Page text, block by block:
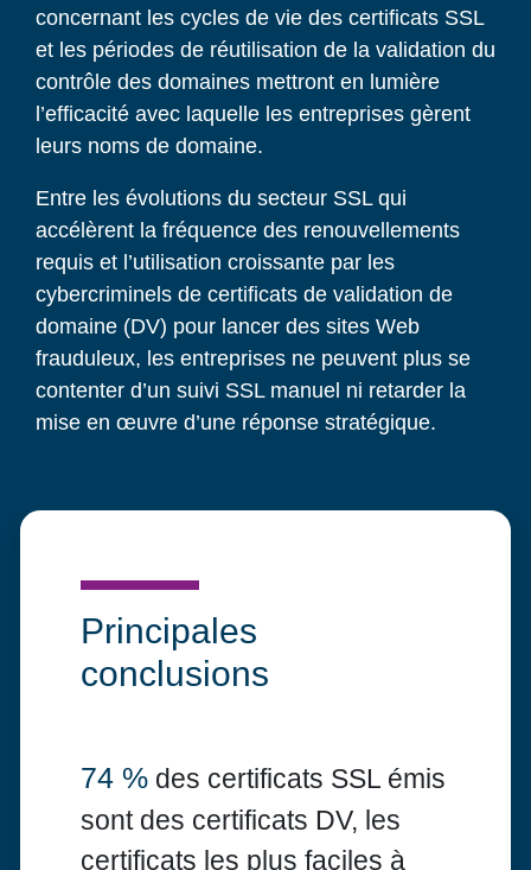
concernant les cycles de vie des certificats SSL
et les périodes de réutilisation de la validation du
contrôle des domaines mettront en lumière
l’efficacité avec laquelle les entreprises gèrent
leurs noms de domaine.
Entre les évolutions du secteur SSL qui
accélèrent la fréquence des renouvellements
requis et l’utilisation croissante par les
cybercriminels de certificats de validation de
domaine (DV) pour lancer des sites Web
frauduleux, les entreprises ne peuvent plus se
contenter d’un suivi SSL manuel ni retarder la
mise en œuvre d’une réponse stratégique.
Principales
conclusions
74 % des certificats SSL émis
sont des certificats DV, les
certificats les plus faciles à